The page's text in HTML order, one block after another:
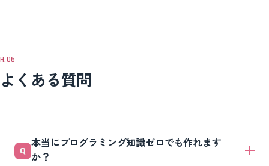
よくある質問
本当にプログラミング知識ゼロでも作れます
か？